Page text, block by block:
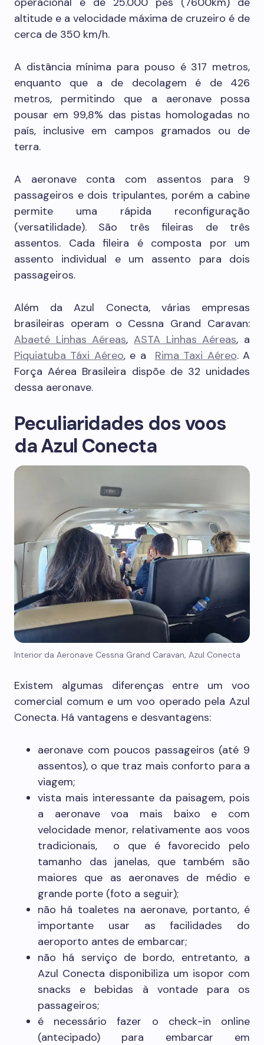
altitude e a velocidade máxima de cruzeiro é de
cerca de 350 km/h.
A distância mínima para pouso é 317 metros,
enquanto que a de decolagem é de 426
metros, permitindo que a aeronave possa
pousar em 99,8% das pistas homologadas no
país, inclusive em campos gramados ou de
terra.
A aeronave conta com assentos para 9
passageiros e dois tripulantes, porém a cabine
permite uma rápida reconfiguração
(versatilidade). São três fileiras de três
assentos. Cada fileira é composta por um
assento individual e um assento para dois
passageiros.
Além da Azul Conecta, várias empresas
brasileiras operam o Cessna Grand Caravan:
Abaeté Linhas Aéreas,ASTA Linhas Aéreas, a
Piquiatuba Táxi Aéreo, e a Rima Taxi Aéreo. A
Força Aérea Brasileira dispõe de 32 unidades
dessa aeronave.
Peculiaridades dos voos
da Azul Conecta
Interior da Aeronave Cessna Grand Caravan, Azul Conecta
Existem algumas diferenças entre um voo
comercial comum e um voo operado pela Azul
Conecta. Há vantagens e desvantagens:
aeronave com poucos passageiros (até 9
assentos), o que traz mais conforto para a
viagem;
vista mais interessante da paisagem, pois
a aeronave voa mais baixo e com
velocidade menor, relativamente aos voos
tradicionais, o que é favorecido pelo
tamanho das janelas, que também são
maiores que as aeronaves de médio e
grande porte (foto a seguir);
não há toaletes na aeronave, portanto, é
importante usar as facilidades do
aeroporto antes de embarcar;
não há serviço de bordo, entretanto, a
Azul Conecta disponibiliza um isopor com
snacks e bebidas à vontade para os
passageiros;
é necessário fazer o check-in online
(antecipado) para embarcar em